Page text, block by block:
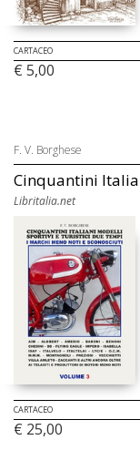
CARTACEO
€ 5,00
F. V. Borghese
Cinquantini
Libritalia.net
CARTACEO
€ 25,00